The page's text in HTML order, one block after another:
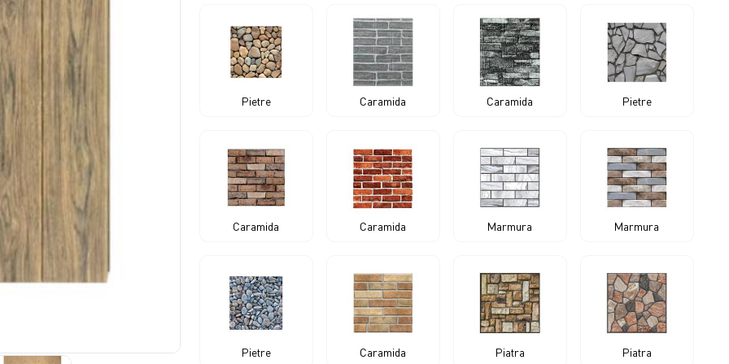
Pietre Caramida Caramida Pietre
Caramida Caramida Marmura Marmura
Pietre Caramida Piatra Piatra